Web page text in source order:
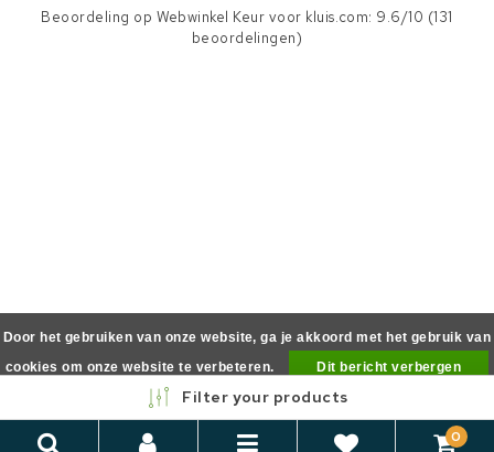
Filter your products
0
Beoordeling op Webwinkel Keur voor kluis.com: 9.6/10 (131
beoordelingen)
Door het gebruiken van onze website, ga je akkoord met het gebruik van
cookies om onze website te verbeteren.
Dit bericht verbergen
Meer over cookies »